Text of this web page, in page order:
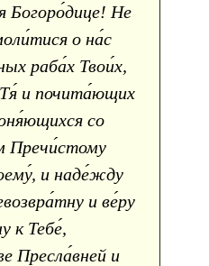
Богоро́дице! Не
о на́с
раба́х Твои́х,
и почита́ющих
со
Пречи́стому
и наде́жду
и ве́ру
к Тебе́,
Пресла́вней и